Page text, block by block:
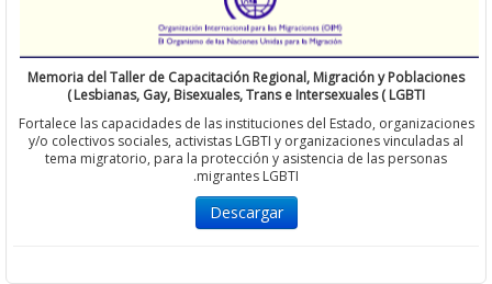
Memoria del Taller de Capacitación Regional, Migración y
Lesbianas, Gay, Bisexuales, Trans e Intersexuales ( LGBTI )
Fortalece las capacidades de las instituciones del Estado,
y/o colectivos sociales, activistas LGBTI y organizaciones
tema migratorio, para la protección y asistencia de las
migrantes LGBTI.
Descargar